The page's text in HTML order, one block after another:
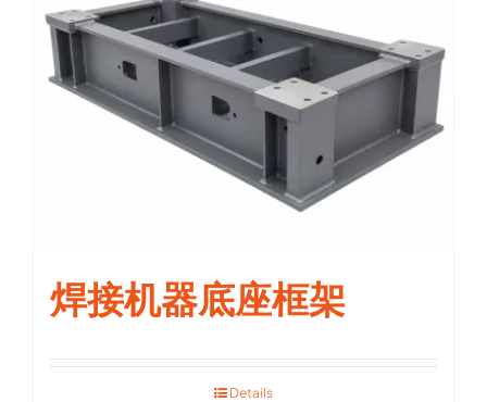
焊接机器底座框架
Details